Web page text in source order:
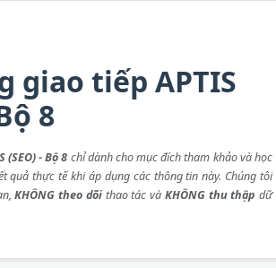
giao tiếp APTIS
8
- Bộ 8 chỉ dành cho mục đích tham khảo và học
quả thực tế khi áp dụng các thông tin này. Chúng tôi
KHÔNG theo dõithao tác và KHÔNG thu thập dữ